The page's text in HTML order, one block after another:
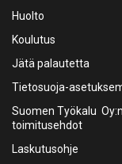
Huolto
Koulutus
Jätä palautetta
Tietosuoja-
Suomen Työkalu Oy:n
toimitusehdot
Laskutusohje